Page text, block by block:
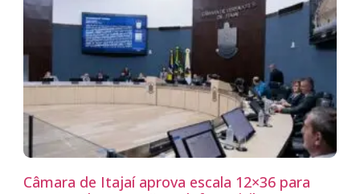
Câmara de Itajaí aprova escala 12×36 para